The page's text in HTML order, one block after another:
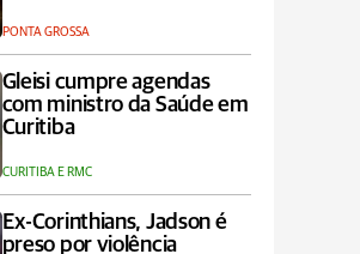
PONTA GROSSA
Gleisi cumpre agendas
com ministro da Saúde em
Curitiba
CURITIBA E RMC
Ex-Corinthians, Jadson é
preso por violência